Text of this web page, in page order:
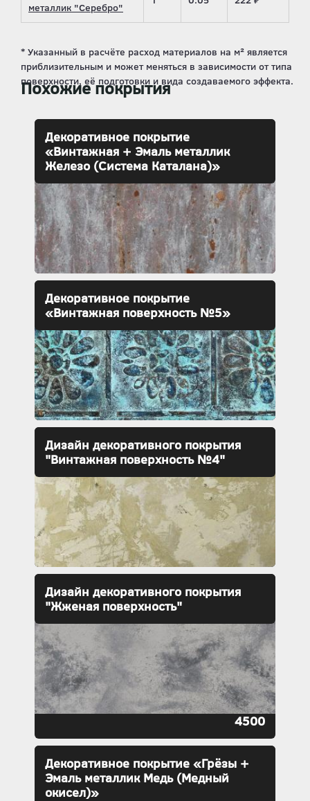
металлик "Серебро"
Похожие покрытия
Декоративное покрытие
«Винтажная + Эмаль металлик
Железо (Система Каталана)»
Декоративное покрытие
«Винтажная поверхность №5»
Дизайн декоративного покрытия
"Винтажная поверхность №4"
Дизайн декоративного покрытия
"Жженая поверхность"
4500
Декоративное покрытие «Грёзы +
Эмаль металлик Медь (Медный
окисел)»